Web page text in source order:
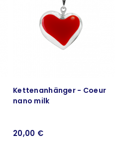
Kettenanhänger - Coeur
nano milk
20,00 €